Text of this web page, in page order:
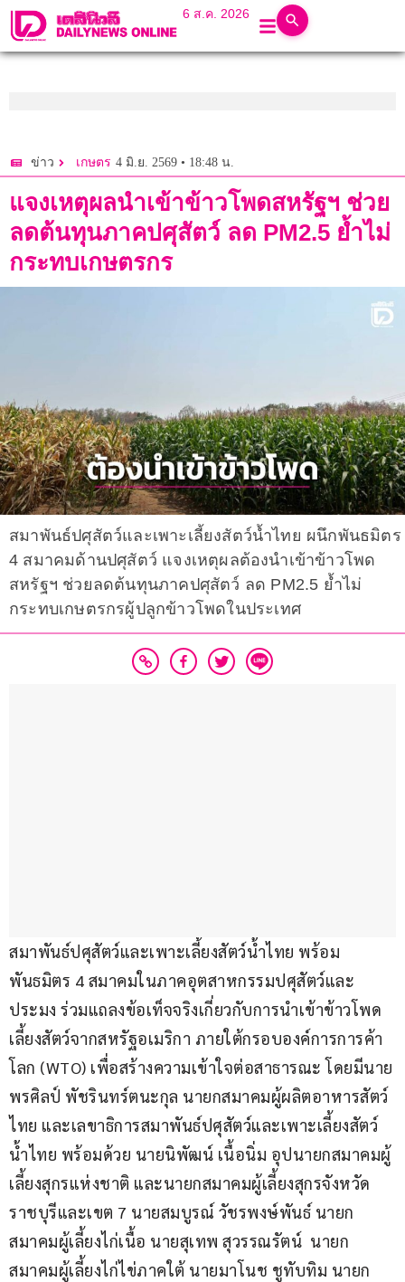
6 ส.ค. 2026
ข่าว เกษตร 4 มิ.ย. 2569 • 18:48 น.
แจงเหตุผลนำเข้าข้าวโพดสหรัฐฯ ช่วย
ลดต้นทุนภาคปศุสัตว์ ลด PM2.5 ย้ำไม่
กระทบเกษตรกร
สมาพันธ์ปศุสัตว์และเพาะเลี้ยงสัตว์น้ำไทย ผนึกพันธมิตร
4 สมาคมด้านปศุสัตว์ แจงเหตุผลต้องนำเข้าข้าวโพด
สหรัฐฯ ช่วยลดต้นทุนภาคปศุสัตว์ ลด PM2.5 ย้ำไม่
กระทบเกษตรกรผู้ปลูกข้าวโพดในประเทศ
สมาพันธ์ปศุสัตว์และเพาะเลี้ยงสัตว์น้ำไทย พร้อม
พันธมิตร 4 สมาคมในภาคอุตสาหกรรมปศุสัตว์และ
ประมง ร่วมแถลงข้อเท็จจริงเกี่ยวกับการนำเข้าข้าวโพด
เลี้ยงสัตว์จากสหรัฐอเมริกา ภายใต้กรอบองค์การการค้า
โลก (WTO) เพื่อสร้างความเข้าใจต่อสาธารณะ โดยมีนาย
พรศิลป์ พัชรินทร์ตนะกุล นายกสมาคมผู้ผลิตอาหารสัตว์
ไทย และเลขาธิการสมาพันธ์ปศุสัตว์และเพาะเลี้ยงสัตว์
น้ำไทย พร้อมด้วย นายนิพัฒน์ เนื้อนิ่ม อุปนายกสมาคมผู้
เลี้ยงสุกรแห่งชาติ และนายกสมาคมผู้เลี้ยงสุกรจังหวัด
ราชบุรีและเขต 7 นายสมบูรณ์ วัชรพงษ์พันธ์ นายก
สมาคมผู้เลี้ยงไก่เนื้อ นายสุเทพ สุวรรณรัตน์  นายก
สมาคมผู้เลี้ยงไก่ไข่ภาคใต้ นายมาโนช ชูทับทิม นายก